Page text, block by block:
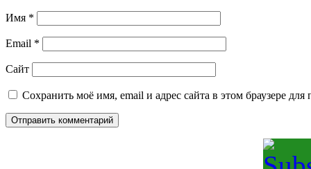
Имя *
Email *
Сайт
Сохранить моё имя, email и адрес сайта в этом браузере